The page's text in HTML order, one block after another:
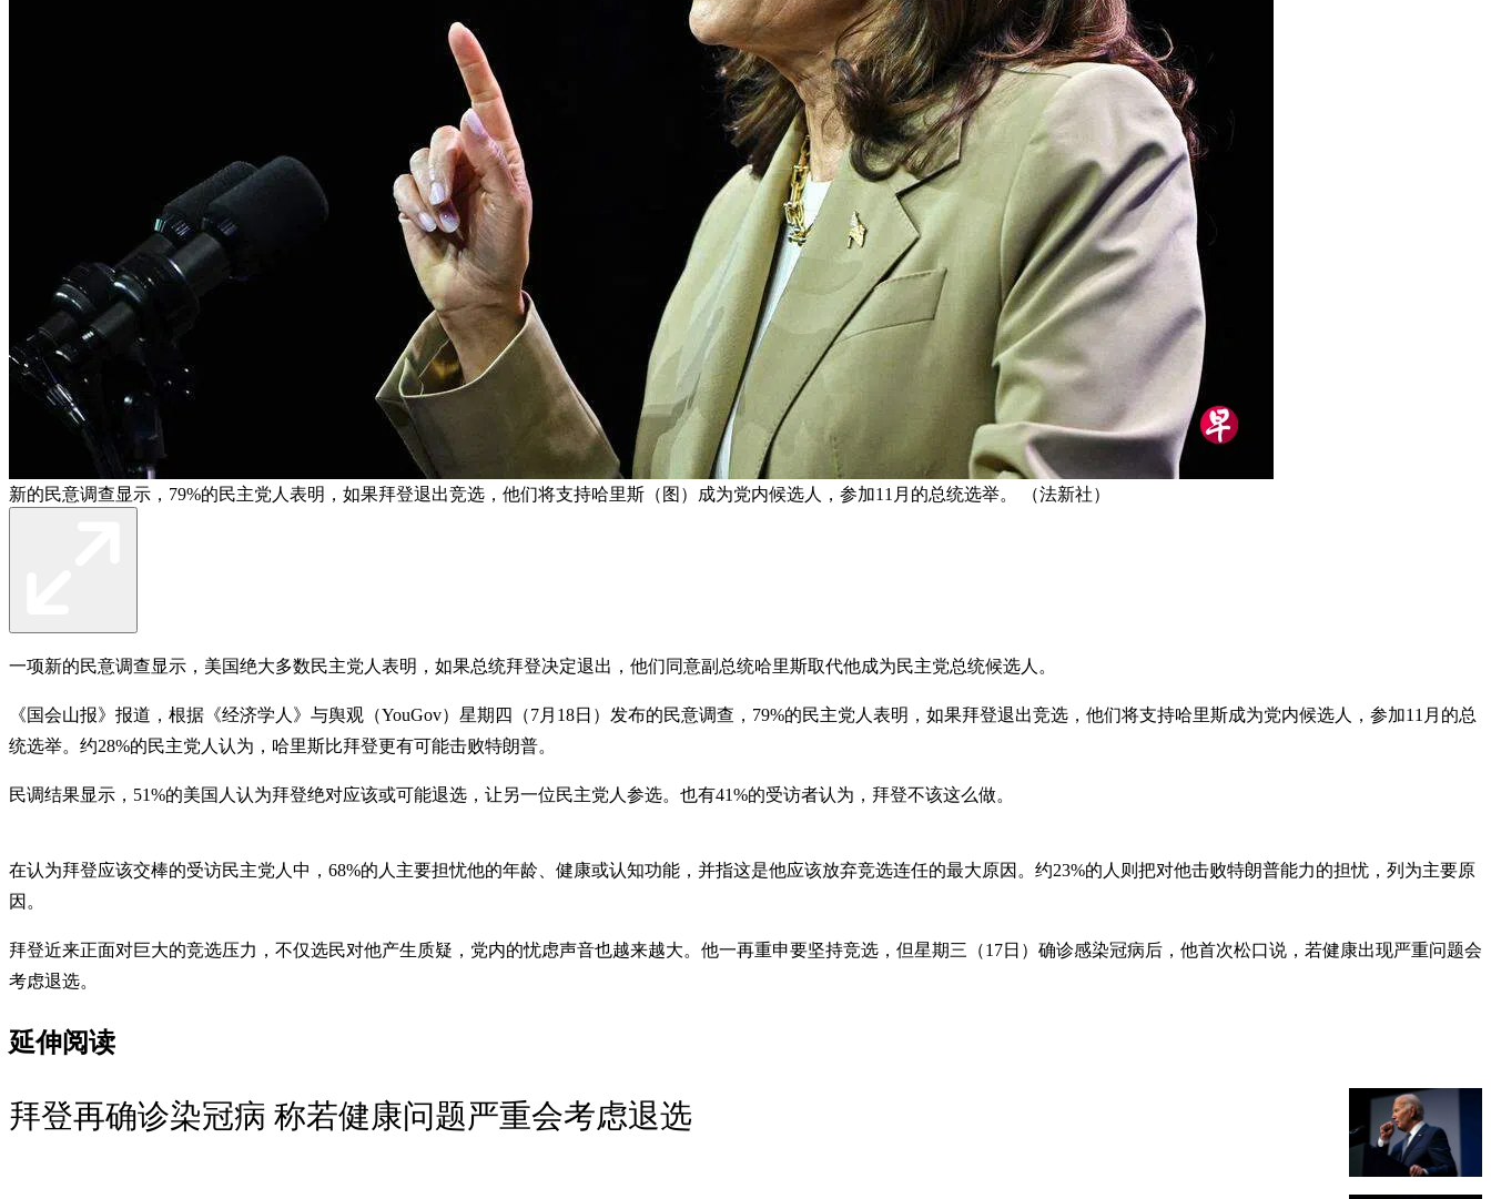
新的民意调查显示，79%的民主党人表明，如果拜登退出竞选，他们将支持哈里斯（图）成为党内候选人，参加11月的总统选举。 （法新社）
一项新的民意调查显示，美国绝大多数民主党人表明，如果总统拜登决定退出，他们同意副总统哈里斯取代他成为民主党总统候选人。
《国会山报》报道，根据《经济学人》与舆观（YouGov）星期四（7月18日）发布的民意调查，79%的民主党人表明，如果拜登退出竞选，他们将支持哈里斯成为党内候选人，参加11月的总
统选举。约28%的民主党人认为，哈里斯比拜登更有可能击败特朗普。
民调结果显示，51%的美国人认为拜登绝对应该或可能退选，让另一位民主党人参选。也有41%的受访者认为，拜登不该这么做。
在认为拜登应该交棒的受访民主党人中，68%的人主要担忧他的年龄、健康或认知功能，并指这是他应该放弃竞选连任的最大原因。约23%的人则把对他击败特朗普能力的担忧，列为主要原
因。
拜登近来正面对巨大的竞选压力，不仅选民对他产生质疑，党内的忧虑声音也越来越大。他一再重申要坚持竞选，但星期三（17日）确诊感染冠病后，他首次松口说，若健康出现严重问题会
考虑退选。
延伸阅读
拜登再确诊染冠病 称若健康问题严重会考虑退选